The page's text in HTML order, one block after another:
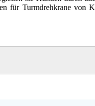
für Turmdrehkrane von